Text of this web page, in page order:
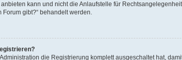
kann und nicht die Anlaufstelle für
gibt?“ behandelt werden.
die Registrierung komplett ausgeschaltet hat,